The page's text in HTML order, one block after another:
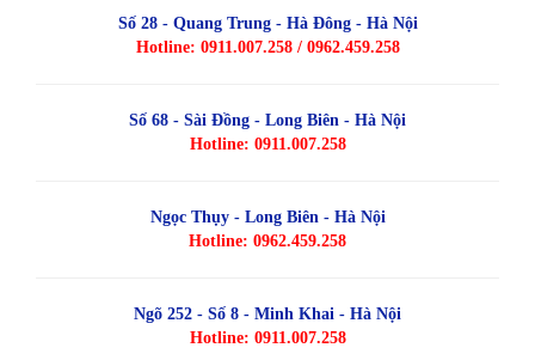
Số 28 - Quang Trung - Hà Đông - Hà Nội
Hotline: 0911.007.258 / 0962.459.258
Số 68 - Sài Đồng - Long Biên - Hà Nội
Hotline: 0911.007.258
Ngọc Thụy - Long Biên - Hà Nội
Hotline: 0962.459.258
Ngõ 252 - Số 8 - Minh Khai - Hà Nội
Hotline: 0911.007.258